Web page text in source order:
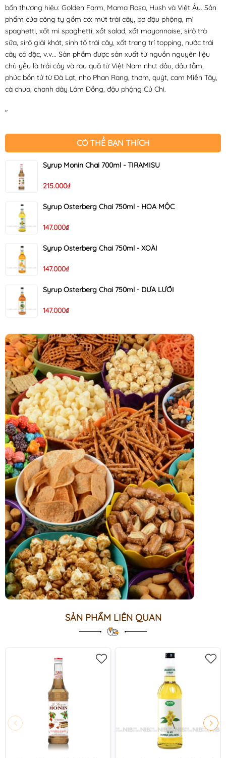
bốn thương hiệu: Golden Farm, Mama Rosa, Hush và Việt Âu. Sản
phẩm của công ty gồm có: mứt trái cây, bơ đậu phộng, mì
spaghetti, xốt mì spaghetti, xốt salad, xốt mayonnaise, sirô trà
sữa, sirô giải khát, sinh tố trái cây, xốt trang trí topping, nước trái
cây cô đặc, v.v... Sản phẩm được sản xuất từ nguồn nguyên liệu
chủ yếu là trái cây và rau quả từ Việt Nam như: dâu, dâu tằm,
phúc bồn tử từ Đà Lạt, nho Phan Rang, thơm, quýt, cam Miền Tây,
cà chua, chanh dây Lâm Đồng, đậu phộng Củ Chi.
"
CÓ THỂ BẠN THÍCH
Syrup Monin Chai 700ml - TIRAMISU
215.000₫
Syrup Osterberg Chai 750ml - HOA MỘC
147.000₫
Syrup Osterberg Chai 750ml - XOÀI
147.000₫
Syrup Osterberg Chai 750ml - DƯA LƯỚI
147.000₫
SẢN PHẨM LIÊN QUAN